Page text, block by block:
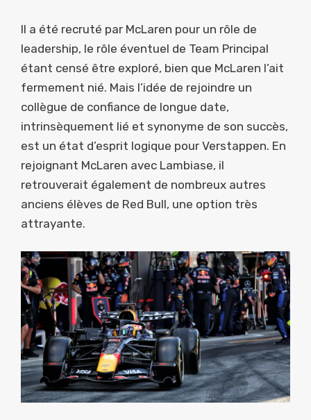
Il a été recruté par McLaren pour un rôle de
leadership, le rôle éventuel de Team Principal
étant censé être exploré, bien que McLaren l’ait
fermement nié. Mais l’idée de rejoindre un
collègue de confiance de longue date,
intrinsèquement lié et synonyme de son succès,
est un état d’esprit logique pour Verstappen. En
rejoignant McLaren avec Lambiase, il
retrouverait également de nombreux autres
anciens élèves de Red Bull, une option très
attrayante.